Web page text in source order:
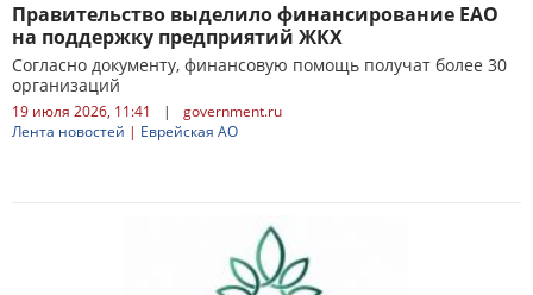
Правительство выделило финансирование ЕАО
на поддержку предприятий ЖКХ
Согласно документу, финансовую помощь получат более 30
организаций
19 июля 2026, 11:41 |
government.ru
Лента новостей | Еврейская АО